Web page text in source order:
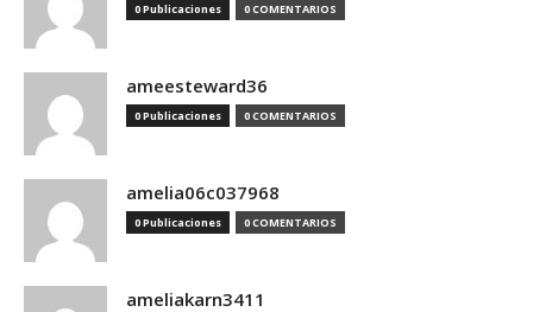
0 Publicaciones 0 COMENTARIOS
ameesteward36
0 Publicaciones 0 COMENTARIOS
amelia06c037968
0 Publicaciones 0 COMENTARIOS
ameliakarn3411